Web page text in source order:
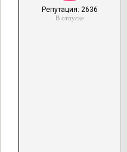
Репутация: 2636
В отпуске